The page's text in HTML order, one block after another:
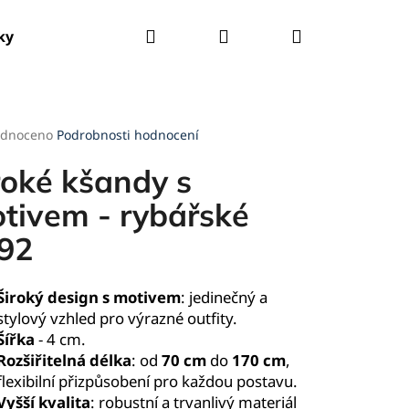
Kšandy Deštníky
Hledat PřihlášeníNákupní
Podrobnosti hodnocení
kšandy s
- rybářské
design s motivem: jedinečný a
vzhled pro výrazné outfity.
- 4 cm.
délka: od 70 cm do 170 cm,
přizpůsobení pro každou postavu.
kvalita: robustní a trvanlivý materiál